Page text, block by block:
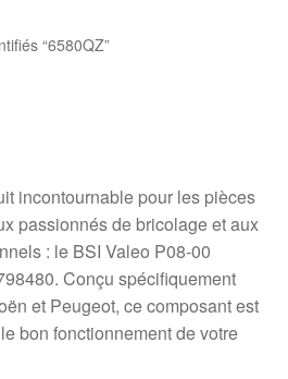
“6580QZ”
incontournable pour les pièces
passionnés de bricolage et aux
: le BSI Valeo P08-00
Conçu spécifiquement
et Peugeot, ce composant est
bon fonctionnement de votre